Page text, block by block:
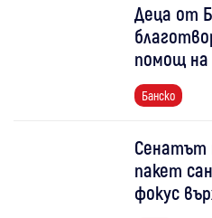
Деца от
помощ на
Банско
Сенатът
пакет
фокус